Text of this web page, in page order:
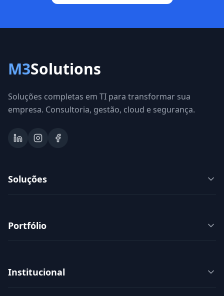
M3Solutions
Soluções completas em TI para transformar sua
empresa. Consultoria, gestão, cloud e segurança.
Soluções
Portfólio
Institucional